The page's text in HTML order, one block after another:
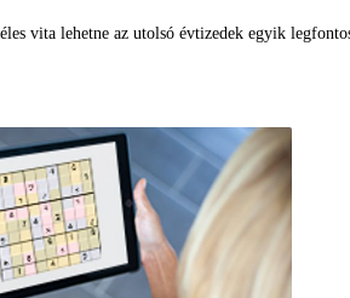
vita lehetne az utolsó évtizedek egyik